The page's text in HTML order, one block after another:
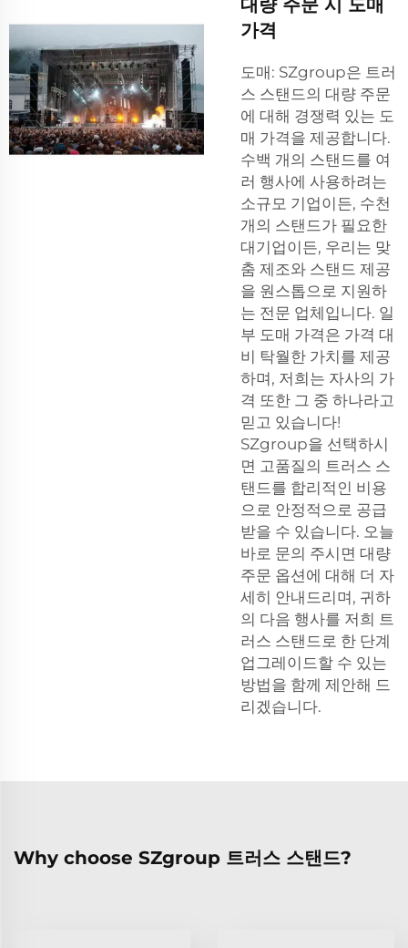
대량 주문 시 도매
가격
도매: SZgroup은 트러
스 스탠드의 대량 주문
에 대해 경쟁력 있는 도
매 가격을 제공합니다.
수백 개의 스탠드를 여
러 행사에 사용하려는
소규모 기업이든, 수천
개의 스탠드가 필요한
대기업이든, 우리는 맞
춤 제조와 스탠드 제공
을 원스톱으로 지원하
는 전문 업체입니다. 일
부 도매 가격은 가격 대
비 탁월한 가치를 제공
하며, 저희는 자사의 가
격 또한 그 중 하나라고
믿고 있습니다!
SZgroup을 선택하시
면 고품질의 트러스 스
탠드를 합리적인 비용
으로 안정적으로 공급
받을 수 있습니다. 오늘
바로 문의 주시면 대량
주문 옵션에 대해 더 자
세히 안내드리며, 귀하
의 다음 행사를 저희 트
러스 스탠드로 한 단계
업그레이드할 수 있는
방법을 함께 제안해 드
리겠습니다.
Why choose SZgroup 트러스 스탠드?